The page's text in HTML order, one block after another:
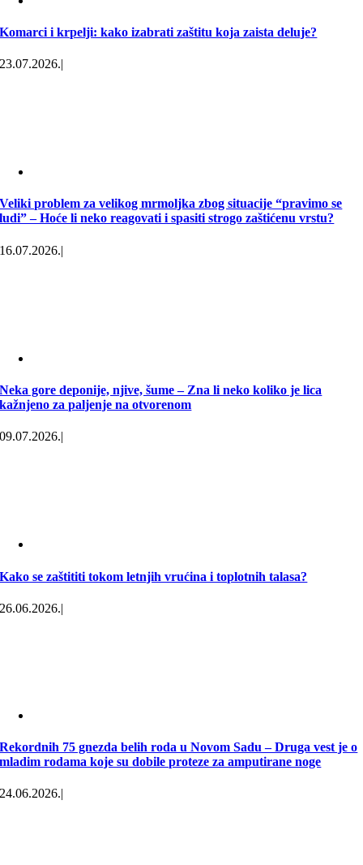
Komarci i krpelji: kako izabrati zaštitu koja zaista deluje?
23.07.2026.|
Veliki problem za velikog mrmoljka zbog situacije “pravimo se
ludi” – Hoće li neko reagovati i spasiti strogo zaštićenu vrstu?
16.07.2026.|
Neka gore deponije, njive, šume – Zna li neko koliko je lica
kažnjeno za paljenje na otvorenom
09.07.2026.|
Kako se zaštititi tokom letnjih vrućina i toplotnih talasa?
26.06.2026.|
Rekordnih 75 gnezda belih roda u Novom Sadu – Druga vest je o
mladim rodama koje su dobile proteze za amputirane noge
24.06.2026.|